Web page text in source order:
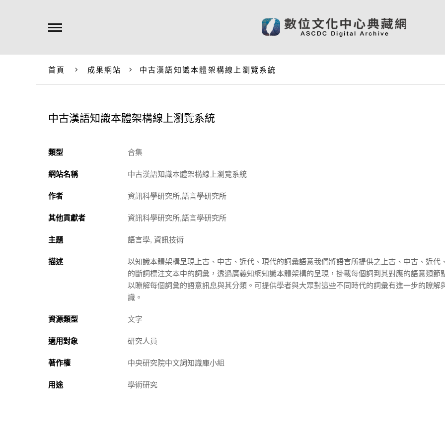
首頁 成果網站 中古漢語知識本體架構線上瀏覽系統
中古漢語知識本體架構線上瀏覽系統
類型 合集
網站名稱 中古漢語知識本體架構線上瀏覽系統
作者 資訊科學研究所,語言學研究所
其他貢獻者 資訊科學研究所,語言學研究所
主題 語言學, 資訊技術
描述
以知識本體架構呈現上古、中古、近代、現代的詞彙語意我們將語言所提供之上古、中古、近代
的斷詞標注文本中的詞彙，透過廣義知網知識本體架構的呈現，掛載每個詞到其對應的語意類節
以瞭解每個詞彙的語意訊息與其分類。可提供學者與大眾對這些不同時代的詞彙有進一步的瞭解
識。
資源類型 文字
適用對象 研究人員
著作權 中央研究院中文詞知識庫小組
用途 學術研究